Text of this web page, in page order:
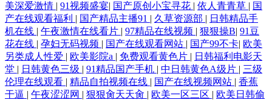
美深爱激情 | 91视频盛宴| 国产原创小宝寻花 | 依人青青草 | 国
产在线观看福利 | 国产精品主播91 | 久草资源部 | 日韩精品手
机在线 | 午夜激情在线看片 | 97精品在线视频 | 狠狠操B| 91豆
花在线 | 孕妇无码视频 | 国产在线观看网站 | 国产99不卡| 欧美
另类成人性爱 | 欧美影院a | 免费观看黄色片 | 日韩福利电影天
堂 | 日韩黄色三级 | 91精品国产手机 | 中日韩黄色A级片 | 三级
伦理在线观看 | 精品自拍视频在线 | 国产在线视频网站 | 香蕉
干逼 | 午夜涩涩网 | 狠狠肏天天肏 | 欧美一区三区 | 欧美日韩偷